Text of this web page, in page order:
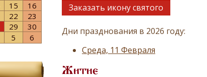
15
16
22
23
29
30
5 6
Заказать икону святого
Дни празднования в 2026 году:
Среда, 11 Февраля
Житие